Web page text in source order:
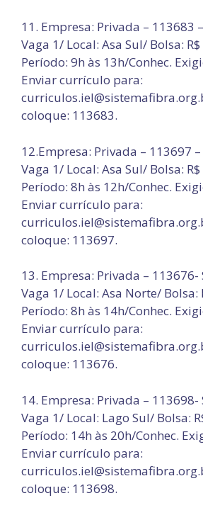
11. Empresa: Privada – 113683
Vaga 1/ Local: Asa Sul/ Bolsa:
Período: 9h às 13h/Conhec.
Enviar currículo para:
coloque: 113683.
12.Empresa: Privada – 113697 –
Vaga 1/ Local: Asa Sul/ Bolsa:
Período: 8h às 12h/Conhec.
Enviar currículo para:
coloque: 113697.
13. Empresa: Privada – 113676-
Vaga 1/ Local: Asa Norte/ Bolsa:
Período: 8h às 14h/Conhec.
Enviar currículo para:
coloque: 113676.
14. Empresa: Privada – 113698-
Vaga 1/ Local: Lago Sul/ Bolsa:
Período: 14h às 20h/Conhec.
Enviar currículo para:
coloque: 113698.